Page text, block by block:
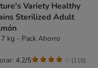
Variety Healthy
Sterilized Adult
kg - Pack Ahorro
4.2/5 (118)